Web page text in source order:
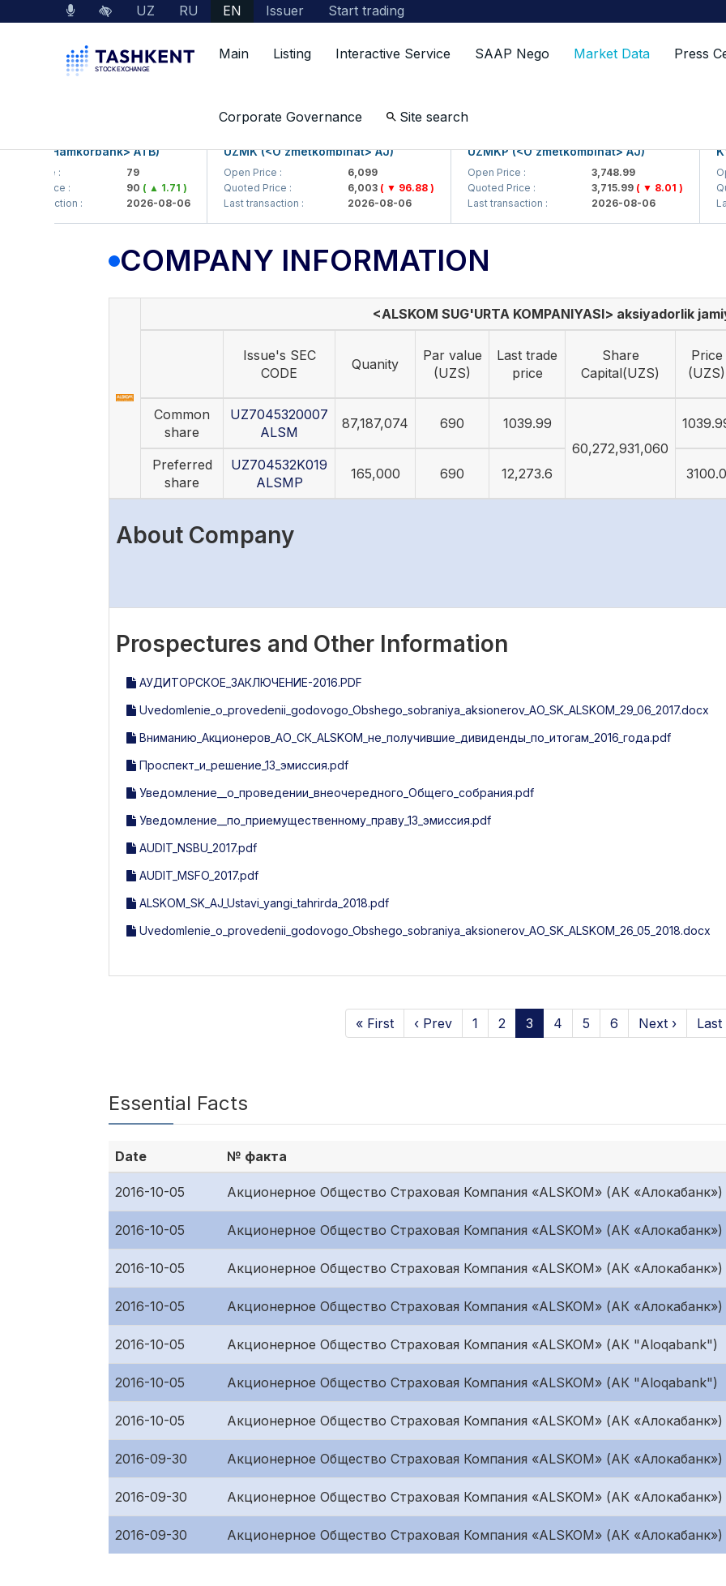
UZ RU EN Issuer Start trading
Main Listing Interactive Service SAAP Nego Market Data Press
Corporate Governance Site search
Company Information
(<Hamkorbank> ATB)
( ▲ 1.71 )
transaction :
2026-08-06
UZMK (<O'zmetkombinat> AJ)
Open Price :
6,099
Quoted Price :
6,003( ▼ 96.88 )
Last transaction :
2026-08-06
UZMKP (<O'zmetkombinat> AJ)
Open Price :
3,748.99
Quoted Price :
3,715.99( ▼ 8.01 )
Last transaction :
2026-08-06
Last
COMPANY INFORMATION
<ALSKOM SUG'URTA KOMPANIYASI> aksiyadorlik
Issue's SEC
CODE
Quanity
Par value
(UZS)
Last trade
price
Share
Capital(UZS)
Price
(UZS)
Common
share
UZ7045320007
ALSM
87,187,074 690
1039.99
60,272,931,060
Preferred
share
UZ704532K019
ALSMP
165,000 690 12,273.6 3100.0
About Company
Prospectures and Other Information
АУДИТОРСКОЕ_ЗАКЛЮЧЕНИЕ-2016.PDF
Uvedomlenie_o_provedenii_godovogo_Obshego_sobraniya_aksionerov_AO_SK_ALSKOM_29_06_2017.docx
Вниманию_Акционеров_АО_СК_ALSKOM_не_получившие_дивиденды_по_итогам_2016_года.pdf
Проспект_и_решение_13_эмиссия.pdf
Уведомление__о_проведении_внеочередного_Общего_собрания.pdf
Уведомление__по_приемущественному_праву_13_эмиссия.pdf
AUDIT_NSBU_2017.pdf
AUDIT_MSFO_2017.pdf
ALSKOM_SK_AJ_Ustavi_yangi_tahrirda_2018.pdf
Uvedomlenie_o_provedenii_godovogo_Obshego_sobraniya_aksionerov_AO_SK_ALSKOM_26_05_2018.docx
« First ‹ Prev 1 2 3 4 5 6 Next › Last
Essential Facts
Date № факта
2016-10-05 Акционерное Общество Страховая Компания «ALSKOM» (АК «Алокабанк»)
2016-10-05 Акционерное Общество Страховая Компания «ALSKOM» (АК «Алокабанк»)
2016-10-05 Акционерное Общество Страховая Компания «ALSKOM» (АК «Алокабанк»)
2016-10-05 Акционерное Общество Страховая Компания «ALSKOM» (АК «Алокабанк»)
2016-10-05 Акционерное Общество Страховая Компания «ALSKOM» (АК "Aloqabank")
2016-10-05 Акционерное Общество Страховая Компания «ALSKOM» (АК "Aloqabank")
2016-10-05 Акционерное Общество Страховая Компания «ALSKOM» (АК «Алокабанк»)
2016-09-30 Акционерное Общество Страховая Компания «ALSKOM» (АК «Алокабанк»)
2016-09-30 Акционерное Общество Страховая Компания «ALSKOM» (АК «Алокабанк»)
2016-09-30 Акционерное Общество Страховая Компания «ALSKOM» (АК «Алокабанк»)